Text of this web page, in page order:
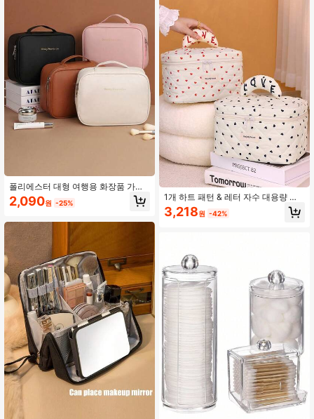
폴리에스터 대형 여행용 화장품 가방
- 화장품, 브러쉬 및 스킨케어를 위한
다중 칸막이 정리함, 해변, 학교 및 선
운 접근을 위한 걸이형 디자인
2,090원 -25%
1개 하트 패턴 & 레터 자수 대용량 메
이크업 가방, 부드러운 패브릭 핸드백,
스킨케어 & 화장품 보관, 여행, 가정,
3,218원 -42%